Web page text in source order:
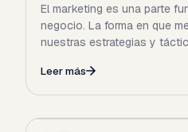
El marketing es una parte
negocio. La forma en que
nuestras estrategias y
Leer más